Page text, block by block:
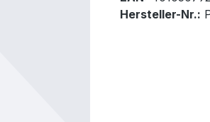
Hersteller-Nr.: